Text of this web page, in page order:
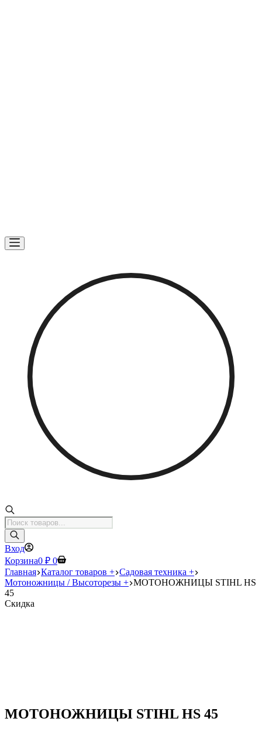
Поиск
товаров
Вход
Корзина0 ₽ 0
Главная Каталог товаров + Садовая техника +
Мотоножницы / Высоторезы + МОТОНОЖНИЦЫ STIHL HS
45
Скидка
МОТОНОЖНИЦЫ STIHL HS 45